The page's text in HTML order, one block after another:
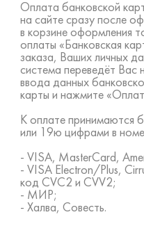
Оплата банковской
на сайте сразу после
в корзине оформления
оплаты «Банковская
заказа, Ваших личных
система переведёт
ввода данных
карты и нажмите
К оплате принимаются
или 19ю цифрами в
- VISA, MasterCard,
- VISA Electron/Plus,
код CVC2 и CVV2;
- МИР;
- Халва, Совесть.